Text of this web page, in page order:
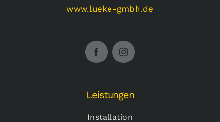
www.lueke-gmbh.de
Leistungen
Installation